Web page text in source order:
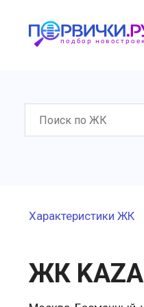
Характеристики ЖК
ЖК